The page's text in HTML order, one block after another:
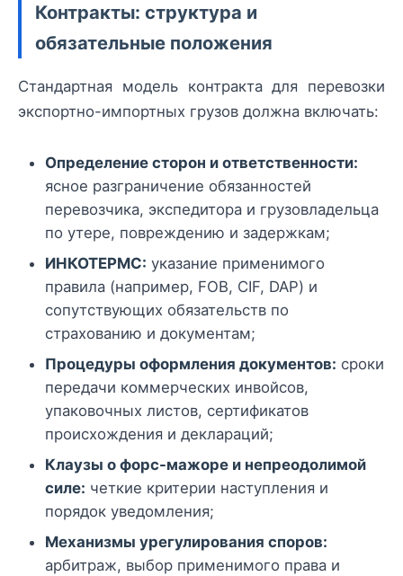
Контракты: структура и
обязательные положения
Стандартная модель контракта для перевозки
экспортно-импортных грузов должна включать:
Определение сторон и ответственности:
ясное разграничение обязанностей
перевозчика, экспедитора и грузовладельца
по утере, повреждению и задержкам;
ИНКОТЕРМС: указание применимого
правила (например, FOB, CIF, DAP) и
сопутствующих обязательств по
страхованию и документам;
Процедуры оформления документов: сроки
передачи коммерческих инвойсов,
упаковочных листов, сертификатов
происхождения и деклараций;
Клаузы о форс-мажоре и непреодолимой
силе: четкие критерии наступления и
порядок уведомления;
Механизмы урегулирования споров:
арбитраж, выбор применимого права и